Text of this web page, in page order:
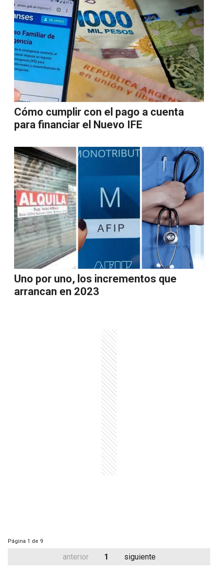
Cómo cumplir con el pago a cuenta
para financiar el Nuevo IFE
Uno por uno, los incrementos que
arrancan en 2023
Página 1 de 9
anterior 1 siguiente